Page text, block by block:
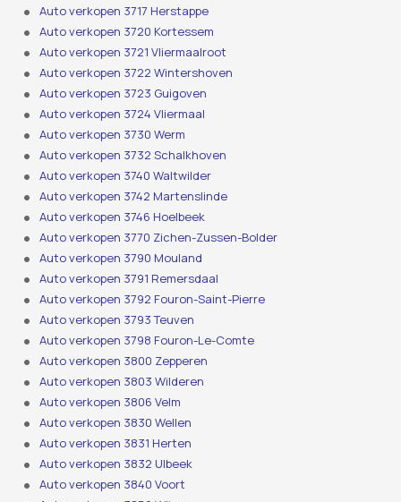
Auto verkopen 3717 Herstappe
Auto verkopen 3720 Kortessem
Auto verkopen 3721 Vliermaalroot
Auto verkopen 3722 Wintershoven
Auto verkopen 3723 Guigoven
Auto verkopen 3724 Vliermaal
Auto verkopen 3730 Werm
Auto verkopen 3732 Schalkhoven
Auto verkopen 3740 Waltwilder
Auto verkopen 3742 Martenslinde
Auto verkopen 3746 Hoelbeek
Auto verkopen 3770 Zichen-Zussen-Bolder
Auto verkopen 3790 Mouland
Auto verkopen 3791 Remersdaal
Auto verkopen 3792 Fouron-Saint-Pierre
Auto verkopen 3793 Teuven
Auto verkopen 3798 Fouron-Le-Comte
Auto verkopen 3800 Zepperen
Auto verkopen 3803 Wilderen
Auto verkopen 3806 Velm
Auto verkopen 3830 Wellen
Auto verkopen 3831 Herten
Auto verkopen 3832 Ulbeek
Auto verkopen 3840 Voort